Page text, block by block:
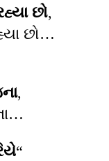
છો,
છો…
,
“